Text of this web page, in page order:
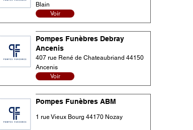
Blain
Voir
Pompes Funèbres Debray
Ancenis
407 rue René de Chateaubriand 44150
Ancenis
Voir
Pompes Funèbres ABM
1 rue Vieux Bourg 44170 Nozay